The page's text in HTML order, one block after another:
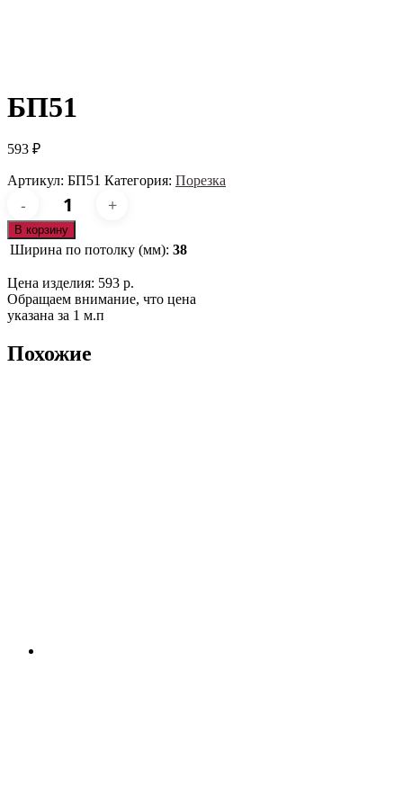
БП51
593 ₽
Артикул: БП51 Категория: Порезка
Количество
товара
БП51
В корзину
Ширина по потолку (мм): 38
Цена изделия: 593 р.
Обращаем внимание, что цена
указана за 1 м.п
Похожие